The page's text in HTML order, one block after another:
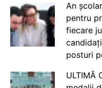
An
pentru
fiecare
posturi
ULTIMĂ